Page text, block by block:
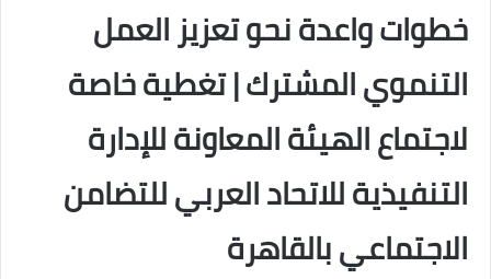
خطوات واعدة نحو تعزيز العمل
التنموي المشترك | تغطية خاصة
لاجتماع الهيئة المعاونة للإدارة
التنفيذية للاتحاد العربي للتضامن
الاجتماعي بالقاهرة